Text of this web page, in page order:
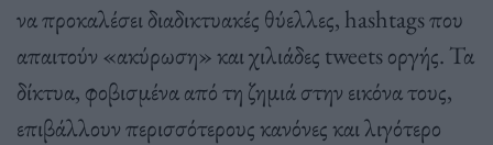
να προκαλέσει διαδικτυακές θύελλες, hashtags που
απαιτούν «ακύρωση» και χιλιάδες tweets οργής. Τα
δίκτυα, φοβισμένα από τη ζημιά στην εικόνα τους,
επιβάλλουν περισσότερους κανόνες και λιγότερο